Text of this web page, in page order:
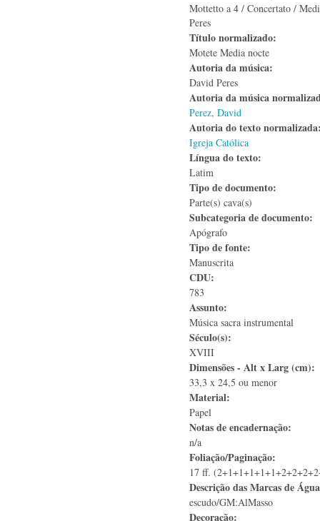
Mottetto a 4 / Concertato /
Peres
Título normalizado:
Motete Media nocte
Autoria da música:
David Peres
Autoria da música
Perez, David
Autoria do texto
Igreja Católica
Língua do texto:
Latim
Tipo de documento:
Parte(s) cava(s)
Subcategoria de documento:
Apógrafo
Tipo de fonte:
Manuscrita
CDU:
783
Assunto:
Música sacra instrumental
Século(s):
XVIII
Dimensões - Alt x Larg (cm):
33,3 x 24,5 ou menor
Material:
Papel
Notas de encadernação:
n/a
Foliação/Paginação:
17 ff.
Descrição das Marcas de
escudo/GM:AlMasso
Decoração: